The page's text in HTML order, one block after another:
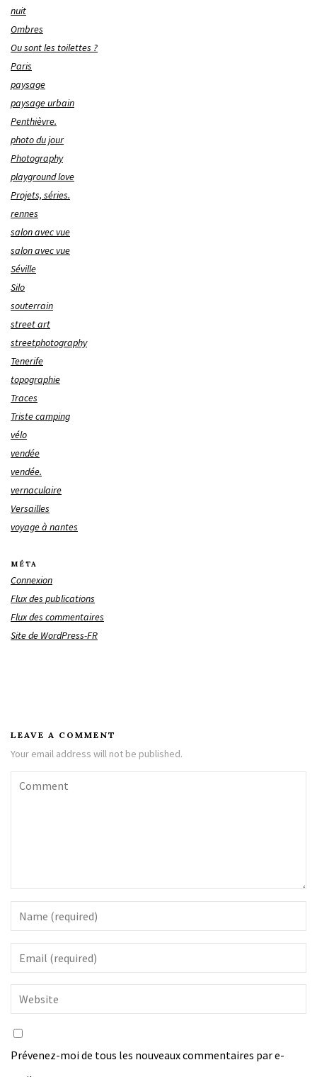
nuit
Ombres
Ou sont les toilettes ?
Paris
paysage
paysage urbain
Penthièvre.
photo du jour
Photography
playground love
Projets, séries.
rennes
salon avec vue
salon avec vue
Séville
Silo
souterrain
street art
streetphotography
Tenerife
topographie
Traces
Triste camping
vélo
vendée
vendée.
vernaculaire
Versailles
voyage à nantes
MÉTA
Connexion
Flux des publications
Flux des commentaires
Site de WordPress-FR
LEAVE A COMMENT
Your email address will not be published.
Prévenez-moi de tous les nouveaux commentaires par e-